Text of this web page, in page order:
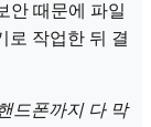
안 때문에 파일
로 작업한 뒤 결
드폰까지 다 막